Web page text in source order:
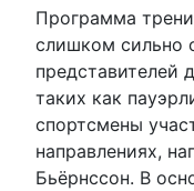
Программа
слишком сильно
представителей
таких как
спортсмены
направлениях,
Бьёрнссон. В